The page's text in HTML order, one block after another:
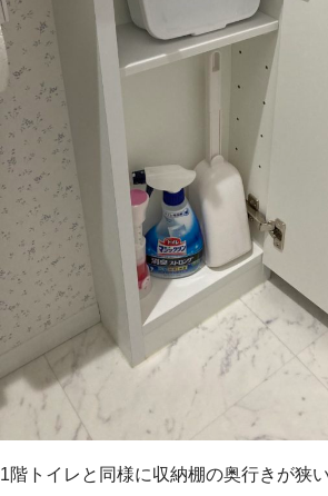
1階トイレと同様に収納棚の奥行きが狭